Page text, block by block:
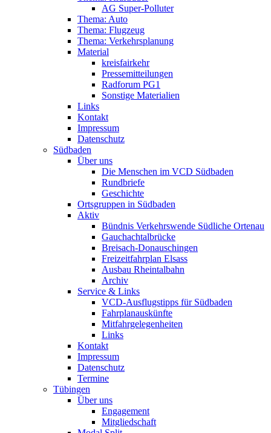
AG Super-Polluter
Thema: Auto
Thema: Flugzeug
Thema: Verkehrsplanung
Material
kreisfairkehr
Pressemitteilungen
Radforum PG1
Sonstige Materialien
Links
Kontakt
Impressum
Datenschutz
Südbaden
Über uns
Die Menschen im VCD Südbaden
Rundbriefe
Geschichte
Ortsgruppen in Südbaden
Aktiv
Bündnis Verkehrswende Südliche Ortenau
Gauchachtalbrücke
Breisach-Donauschingen
Freizeitfahrplan Elsass
Ausbau Rheintalbahn
Archiv
Service & Links
VCD-Ausflugstipps für Südbaden
Fahrplanauskünfte
Mitfahrgelegenheiten
Links
Kontakt
Impressum
Datenschutz
Termine
Tübingen
Über uns
Engagement
Mitgliedschaft